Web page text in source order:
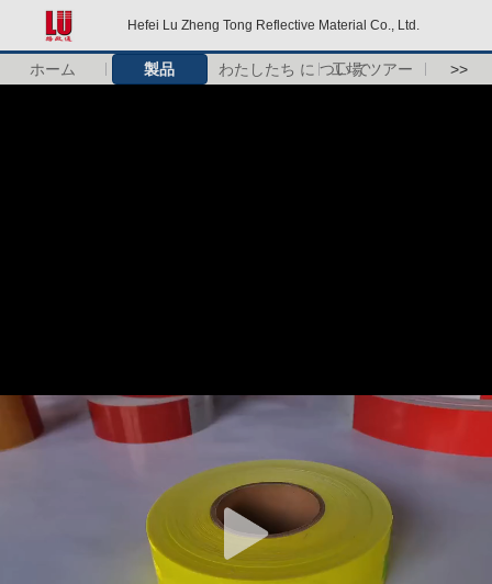
Hefei Lu Zheng Tong Reflective Material Co., Ltd.
ホーム 製品 わたしたち に つい て工場 ツアー >>